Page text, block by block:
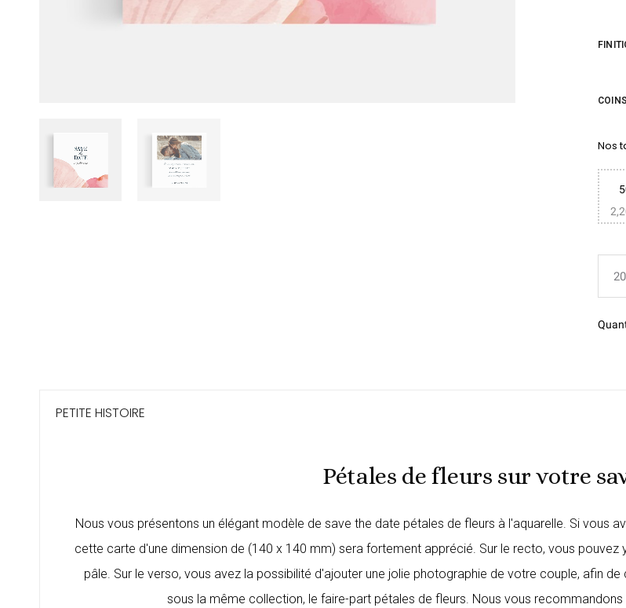
COINS
Nos
PETITE HISTOIRE
Pétales de fleurs sur votre
Nous vous présentons un élégant modèle de save the date pétales de fleurs à l'aquarelle. Si vous
cette carte d'une dimension de (140 x 140 mm) sera fortement apprécié. Sur le recto, vous
pâle. Sur le verso, vous avez la possibilité d'ajouter une jolie photographie de votre couple, afin
sous la même collection, le faire-part pétales de fleurs. Nous vous